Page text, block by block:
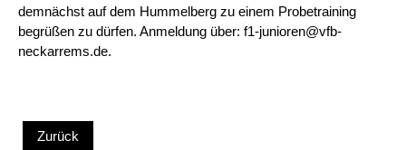
demnächst auf dem Hummelberg zu einem Probetraining
begrüßen zu dürfen. Anmeldung über: f1-junioren@vfb-
neckarrems.de.
Zurück